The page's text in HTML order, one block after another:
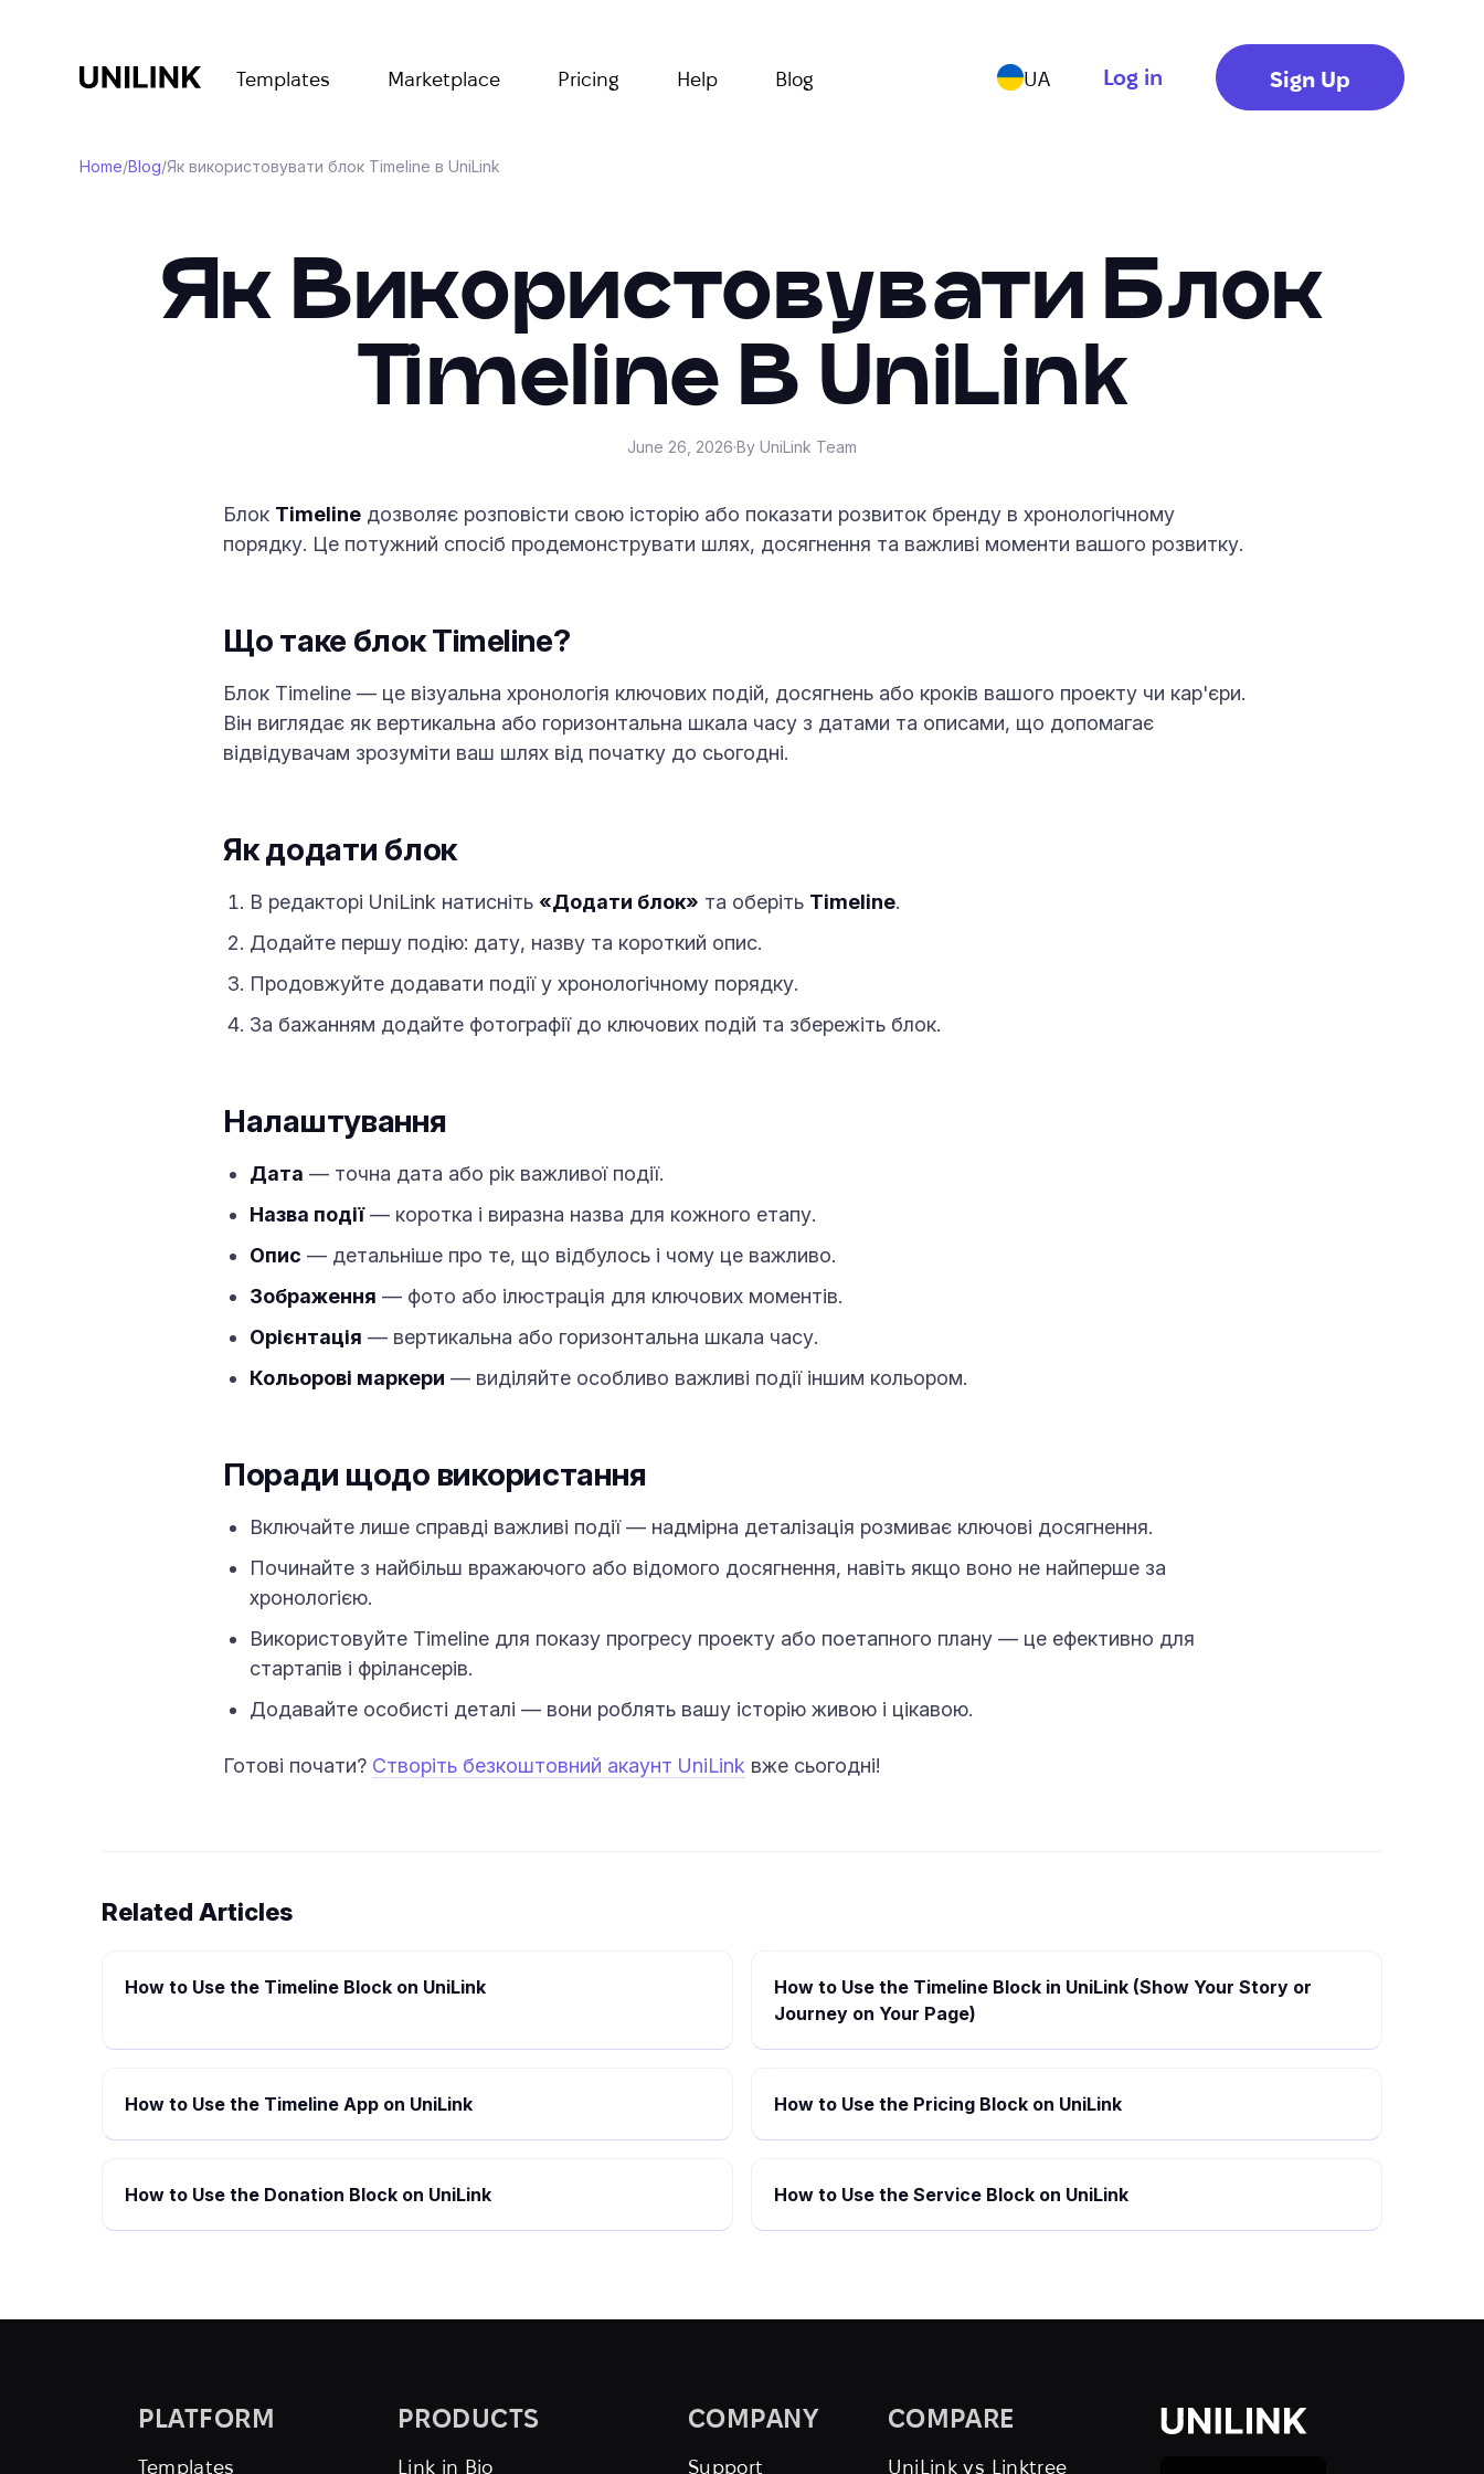
Templates Marketplace Pricing Help Blog UA Log in Sign Up
Home/Blog/Як використовувати блок Timeline в UniLink
Як Використовувати Блок
Timeline В UniLink
June 26, 2026·By UniLink Team
Блок Timeline дозволяє розповісти свою історію або показати розвиток бренду в хронологічному
порядку. Це потужний спосіб продемонструвати шлях, досягнення та важливі моменти вашого розвитку.
Що таке блок Timeline?
Блок Timeline — це візуальна хронологія ключових подій, досягнень або кроків вашого проекту чи кар'єри.
Він виглядає як вертикальна або горизонтальна шкала часу з датами та описами, що допомагає
відвідувачам зрозуміти ваш шлях від початку до сьогодні.
Як додати блок
В редакторі UniLink натисніть «Додати блок» та оберіть Timeline.
Додайте першу подію: дату, назву та короткий опис.
Продовжуйте додавати події у хронологічному порядку.
За бажанням додайте фотографії до ключових подій та збережіть блок.
Налаштування
Дата — точна дата або рік важливої події.
Назва події— коротка і виразна назва для кожного етапу.
Опис — детальніше про те, що відбулось і чому це важливо.
Зображення — фото або ілюстрація для ключових моментів.
Орієнтація — вертикальна або горизонтальна шкала часу.
Кольорові маркери — виділяйте особливо важливі події іншим кольором.
Поради щодо використання
Включайте лише справді важливі події — надмірна деталізація розмиває ключові досягнення.
Починайте з найбільш вражаючого або відомого досягнення, навіть якщо воно не найперше за
хронологією.
Використовуйте Timeline для показу прогресу проекту або поетапного плану — це ефективно для
стартапів і фрілансерів.
Додавайте особисті деталі — вони роблять вашу історію живою і цікавою.
Готові почати? Створіть безкоштовний акаунт UniLink вже сьогодні!
Related Articles
How to Use the Timeline Block on UniLink
How to Use the Timeline Block in UniLink (Show Your Story or
Journey on Your Page)
How to Use the Timeline App on UniLink How to Use the Pricing Block on UniLink
How to Use the Donation Block on UniLink How to Use the Service Block on UniLink
PLATFORM
Templates
PRODUCTS
Link in Bio
COMPANY
Support
COMPARE
UniLink vs Linktree